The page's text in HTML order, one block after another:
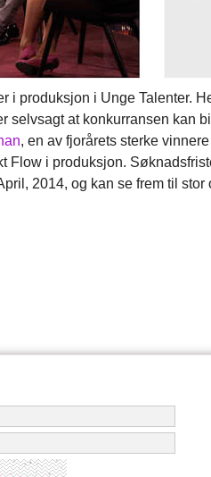
i produksjon i Unge Talenter.
selvsagt at konkurransen kan
, en av fjorårets sterke
Flow i produksjon.
2014, og kan se frem til